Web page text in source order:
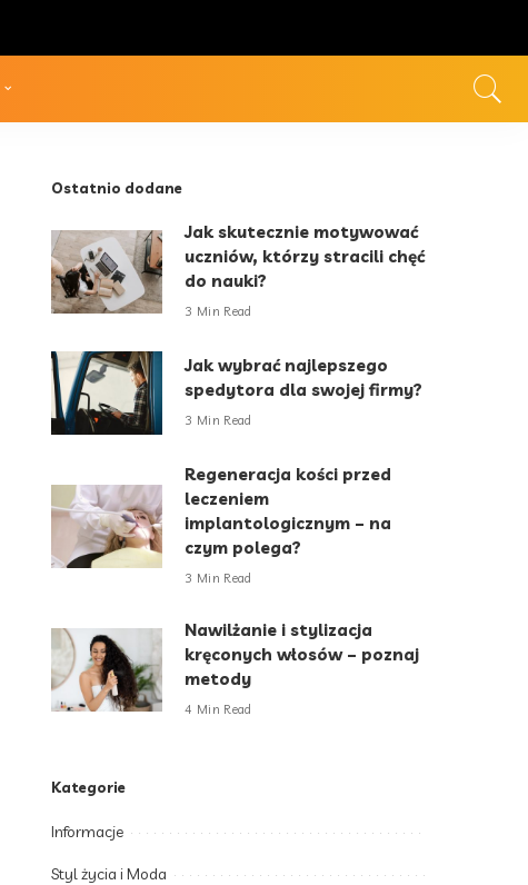
Ostatnio dodane
Jak skutecznie motywować
uczniów, którzy stracili chęć
do nauki?
3 Min Read
Jak wybrać najlepszego
spedytora dla swojej firmy?
3 Min Read
Regeneracja kości przed
leczeniem
implantologicznym – na
czym polega?
3 Min Read
Nawilżanie i stylizacja
kręconych włosów – poznaj
metody
4 Min Read
Kategorie
Informacje
Styl życia i Moda